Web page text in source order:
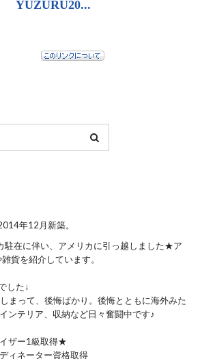
年12月新築。
駐在に伴い、アメリカに引っ越しました★ア
貨を紹介しています。
した↓
まって、後悔ばかり。後悔とともに海外みた
ンテリア、収納など日々奮闘中です♪
ザー1級取得★
ィネーター資格取得